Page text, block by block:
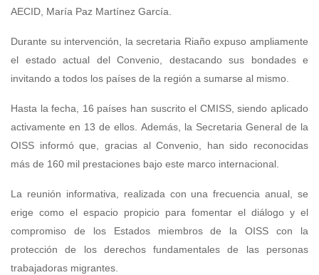
AECID, María Paz Martínez García.
Durante su intervención, la secretaria Riaño expuso ampliamente
el estado actual del Convenio, destacando sus bondades e
invitando a todos los países de la región a sumarse al mismo.
Hasta la fecha, 16 países han suscrito el CMISS, siendo aplicado
activamente en 13 de ellos. Además, la Secretaria General de la
OISS informó que, gracias al Convenio, han sido reconocidas
más de 160 mil prestaciones bajo este marco internacional.
La reunión informativa, realizada con una frecuencia anual, se
erige como el espacio propicio para fomentar el diálogo y el
compromiso de los Estados miembros de la OISS con la
protección de los derechos fundamentales de las personas
trabajadoras migrantes.